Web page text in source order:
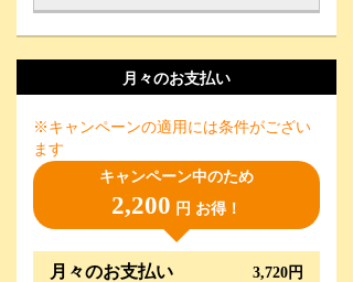
月々のお支払い
※キャンペーンの適用には条件がござい
ます
キャンペーン中のため
2,200 円 お得！
月々のお支払い 3,720円